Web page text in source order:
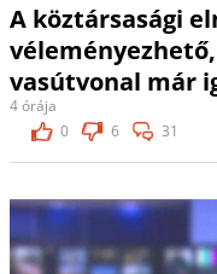
A köztársasági
vasútvonal már
4 órája
0
6 31